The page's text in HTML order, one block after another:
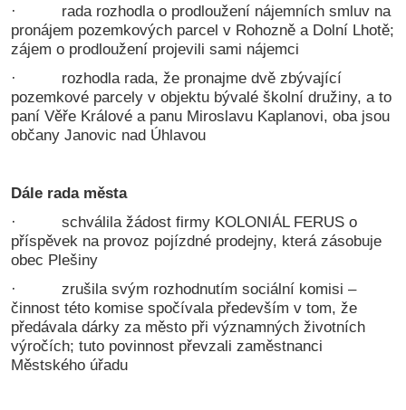
· rada rozhodla o prodloužení nájemních smluv na
pronájem pozemkových parcel v Rohozně a Dolní Lhotě;
zájem o prodloužení projevili sami nájemci
· rozhodla rada, že pronajme dvě zbývající
pozemkové parcely v objektu bývalé školní družiny, a to
paní Věře Králové a panu Miroslavu Kaplanovi, oba jsou
občany Janovic nad Úhlavou
Dále rada města
· schválila žádost firmy KOLONIÁL FERUS o
příspěvek na provoz pojízdné prodejny, která zásobuje
obec Plešiny
· zrušila svým rozhodnutím sociální komisi –
činnost této komise spočívala především v tom, že
předávala dárky za město při významných životních
výročích; tuto povinnost převzali zaměstnanci
Městského úřadu